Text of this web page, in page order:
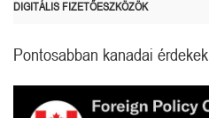
DIGITÁLIS FIZETŐESZKÖZÖK
Pontosabban kanadai érdekek.